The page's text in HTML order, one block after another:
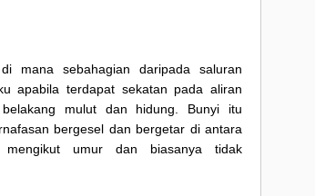
mana sebahagian daripada saluran
apabila terdapat sekatan pada aliran
mulut dan hidung. Bunyi itu
bergesel dan bergetar di antara
umur dan biasanya tidak